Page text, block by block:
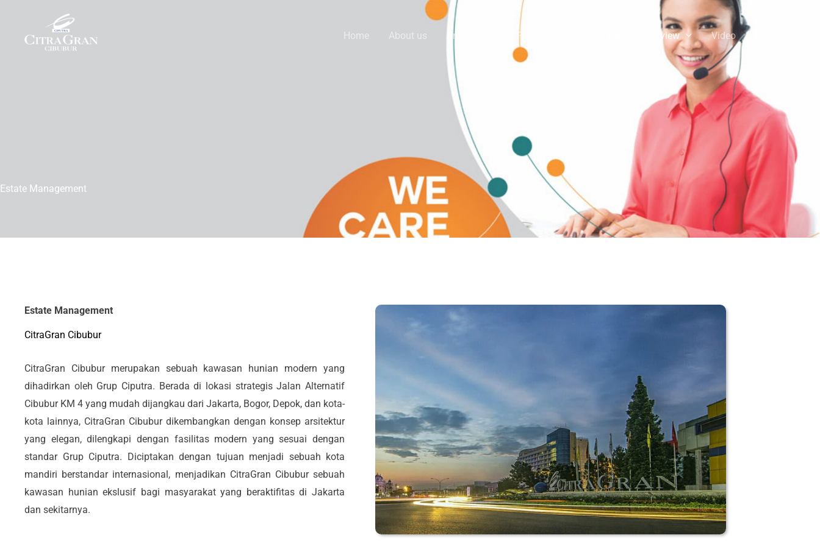
content
Home About us Products Promo Project Overview Video
Estate Management
Estate Management
CitraGran Cibubur
CitraGran Cibubur merupakan sebuah kawasan hunian modern yang
dihadirkan oleh Grup Ciputra. Berada di lokasi strategis Jalan Alternatif
Cibubur KM 4 yang mudah dijangkau dari Jakarta, Bogor, Depok, dan kota-
kota lainnya, CitraGran Cibubur dikembangkan dengan konsep arsitektur
yang elegan, dilengkapi dengan fasilitas modern yang sesuai dengan
standar Grup Ciputra. Diciptakan dengan tujuan menjadi sebuah kota
mandiri berstandar internasional, menjadikan CitraGran Cibubur sebuah
kawasan hunian ekslusif bagi masyarakat yang beraktifitas di Jakarta
dan sekitarnya.